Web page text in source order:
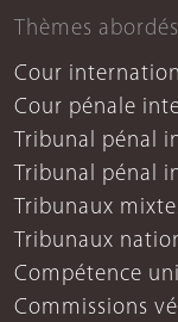
Thèmes
Cour
Cour pénale
Tribunal pénal
Tribunal pénal
Tribunaux
Tribunaux
Compétence
Commissions